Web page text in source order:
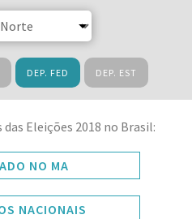
DEP. FED DEP. EST
Eleições 2018 no Brasil:
NO MA
NACIONAIS